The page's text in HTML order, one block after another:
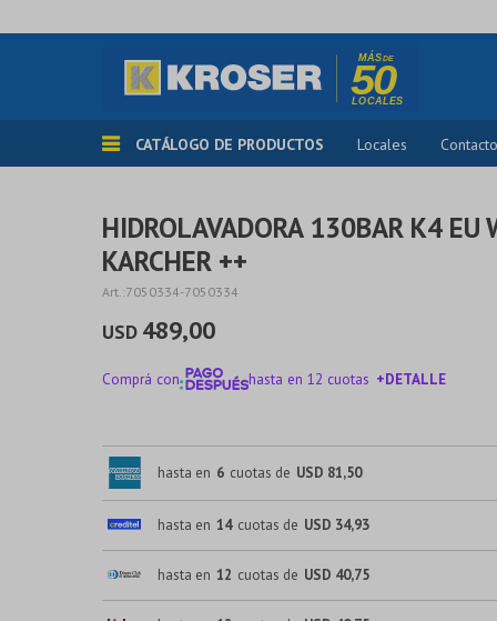
CATÁLOGO DE PRODUCTOS Locales Contacto
HIDROLAVADORA 130BAR K4 EU
KARCHER ++
7050334-7050334
USD 489,00
Comprá con hasta en 12 cuotas +DETALLE
hasta en 6 cuotas de USD 81,50
hasta en 14 cuotas de USD 34,93
hasta en 12 cuotas de USD 40,75